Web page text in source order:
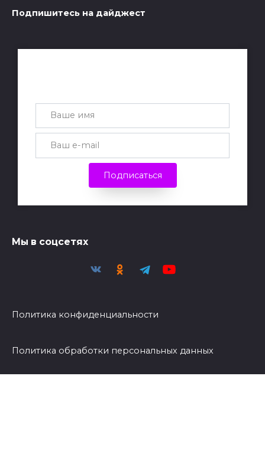
Подпишитесь на дайджест
Подписаться
Мы в соцсетях
Политика конфиденциальности
Политика обработки персональных данных